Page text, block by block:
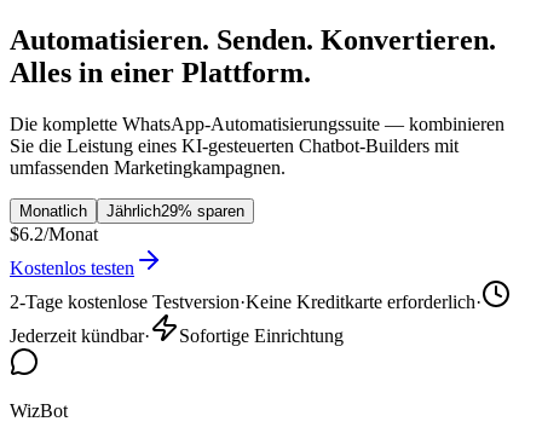
Automatisieren. Senden. Konvertieren.
Alles in einer Plattform.
Die komplette WhatsApp-Automatisierungssuite — kombinieren
Sie die Leistung eines KI-gesteuerten Chatbot-Builders mit
umfassenden Marketingkampagnen.
Monatlich Jährlich29% sparen
$6.2/Monat
Kostenlos testen
2-Tage kostenlose Testversion·Keine Kreditkarte erforderlich·
Jederzeit kündbar· Sofortige Einrichtung
WizBot